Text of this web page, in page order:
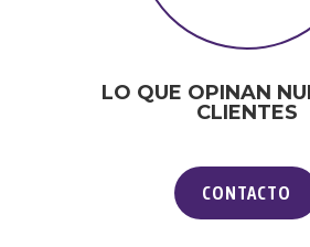
LO QUE OPINAN
CLIENTES
CONTACTO